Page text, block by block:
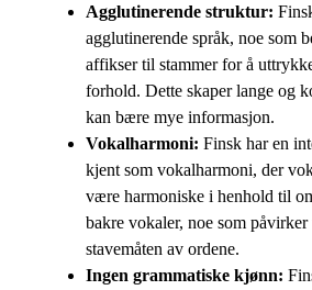
Agglutinerende struktur:
agglutinerende språk, noe som
affikser til stammer for å
forhold. Dette skaper lange og
kan bære mye informasjon.
Vokalharmoni: Finsk har en
kjent som vokalharmoni, der
være harmoniske i henhold til
bakre vokaler, noe som påvirker
stavemåten av ordene.
Ingen grammatiske kjønn: